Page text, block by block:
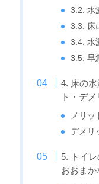
3.2. 水
3.3. 床
3.4. 水
3.5. 早
4. 床の
ト・デメ
メリッ
デメリ
5. トイ
おおまか